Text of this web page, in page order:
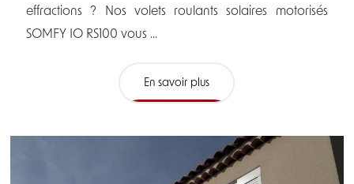
effractions ? Nos volets roulants solaires motorisés
SOMFY IO RS100 vous ...
En savoir plus